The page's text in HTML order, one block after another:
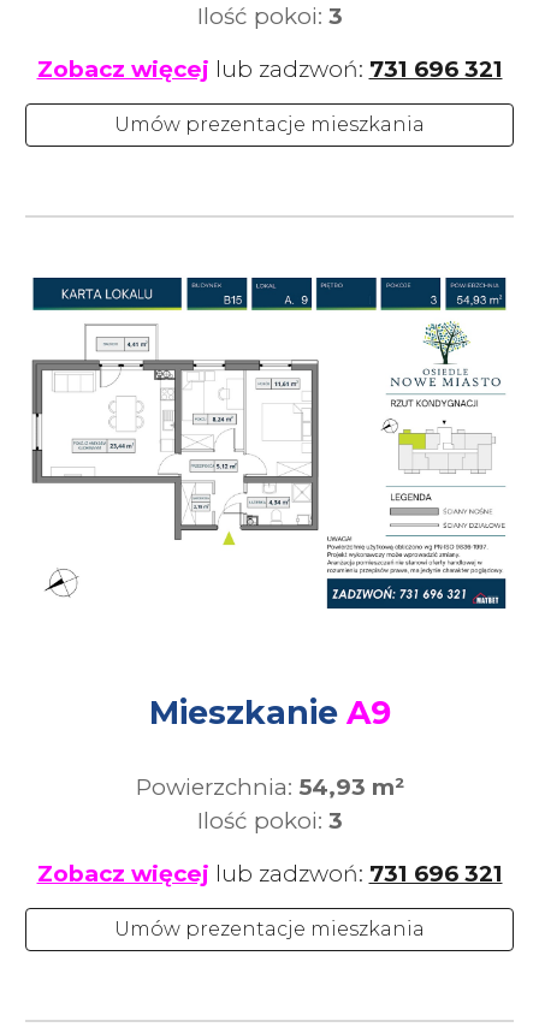
Ilość pokoi: 3
Zobacz więcej lub zadzwoń: 731 696 321
Umów prezentacje mieszkania
Mieszkanie A9
Powierzchnia: 54,93 m²
Ilość pokoi: 3
Zobacz więcej lub zadzwoń: 731 696 321
Umów prezentacje mieszkania